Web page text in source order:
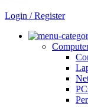
Login / Register